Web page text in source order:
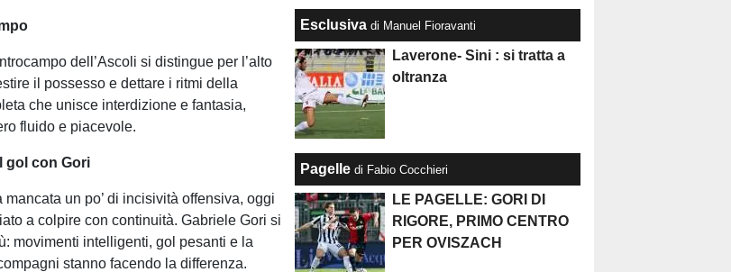
dell’Ascoli si distingue per l’alto
il possesso e dettare i ritmi della
che unisce interdizione e fantasia,
fluido e piacevole.
gol con Gori
un po’ di incisività offensiva, oggi
a colpire con continuità. Gabriele Gori si
movimenti intelligenti, gol pesanti e la
stanno facendo la differenza.
Esclusiva di Manuel Fioravanti
Laverone- Sini : si tratta a
oltranza
Pagelle di Fabio Cocchieri
LE PAGELLE: GORI DI
RIGORE, PRIMO CENTRO
PER OVISZACH